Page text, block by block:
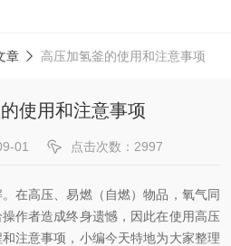
章 高压加氢釜的使用和注意事项
使用和注意事项
01 点击次数：2997
在高压、易燃（自燃）物品，氧气同
作者造成终身遗憾，因此在使用高压
注意事项，小编今天特地为大家整理